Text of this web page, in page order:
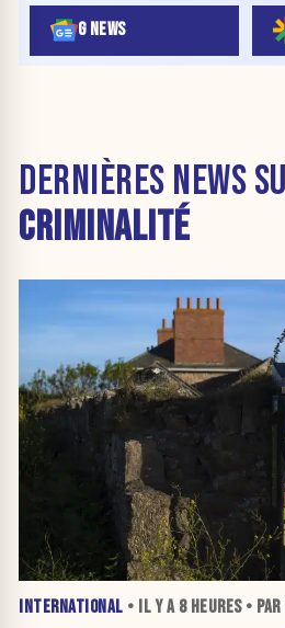
G NEWS
DERNIÈRES NEWS
CRIMINALITÉ
INTERNATIONAL • IL Y A 8 HEURES• PAR